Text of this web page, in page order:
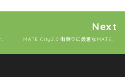
brook & breeze canine copilot (ケイナインコパイロット) 愛犬と自転車でおでかけ（犬用キャリア）
Next
MATE City2.0 街乗りに最適なMATE2.0 ebike 折畳み自転車の紹介。（メイト シティ)